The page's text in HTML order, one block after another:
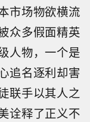
市场物欲横流
众多假面精英
人物，一个是
追名逐利却害
联手以其人之
诠释了正义不